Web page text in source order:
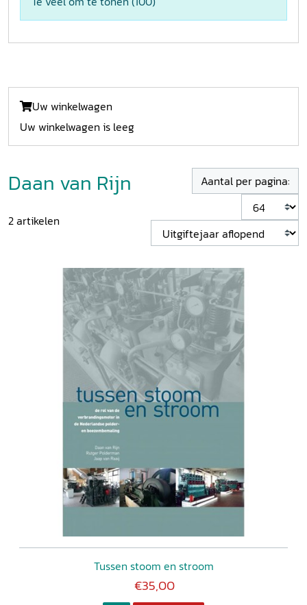
Uw winkelwagen
Uw winkelwagen is leeg
Daan van Rijn
2artikelen
Aantal per pagina:
Tussen stoom en stroom
€35,00